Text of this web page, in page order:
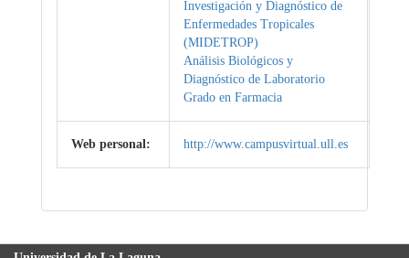
Investigación y Diagnóstico de
Enfermedades Tropicales
(MIDETROP)
Análisis Biológicos y
Diagnóstico de Laboratorio
Grado en Farmacia
Web personal: http://www.campusvirtual.ull.es